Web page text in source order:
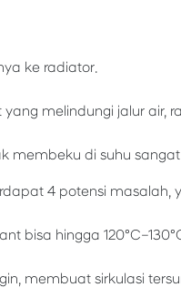
ke radiator.
melindungi jalur air,
di suhu
4 potensi masalah,
bisa hingga
membuat sirkulasi